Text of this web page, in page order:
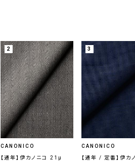
2
CANONICO
【通年】伊カノニコ 21μ
3
CANONICO
【通年 / 定番】伊カ